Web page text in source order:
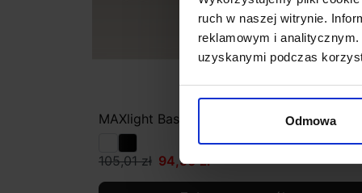
ruch w naszej witrynie.
reklamowym i
uzyskanymi podczas
Odmowa
MAXlight Basic Round biała, czarna
105,01 zł 94,50 zł